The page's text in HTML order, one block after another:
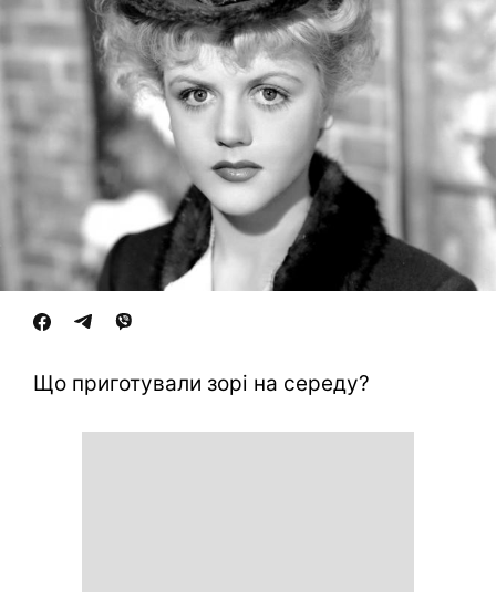
Що приготували зорі на середу?